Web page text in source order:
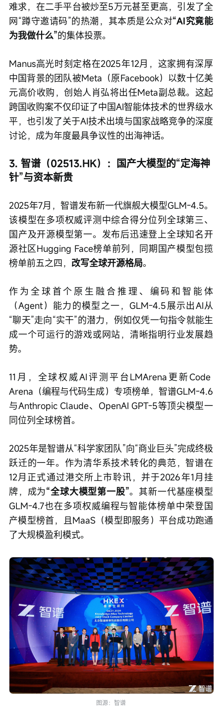
难求，在二手平台被炒至5万元甚至更高，引发了全
网“蹲守邀请码”的热潮，其本质是公众对“AI究竟能
为我做什么”的集体投票。
Manus高光时刻定格在2025年12月，这家拥有深厚
中国背景的团队被Meta（原Facebook）以数十亿美
元高价收购，创始人肖弘将出任Meta副总裁。这起
跨国收购案不仅印证了中国AI智能体技术的世界级水
平，也引发了关于AI技术出境与国家战略竞争的深度
讨论，成为年度最具争议性的出海神话。
3. 智谱（02513.HK）：国产大模型的“定海神
针”与资本新贵
2025年7月，智谱发布新一代旗舰大模型GLM-4.5。
该模型在多项权威评测中综合得分位列全球第三、
国产及开源模型第一。发布后迅速登上全球知名开
源社区Hugging Face榜单前列，同期国产模型包揽
榜单前五之四， 改写全球开源格局。
作为全球首个原生融合推理、编码和智能体
（Agent）能力的模型之一，GLM-4.5展示出AI从
“聊天”走向“实干”的潜力，例如仅凭一句指令就能生
成一个可运行的游戏或网站，清晰指明行业发展趋
势。
11月，全球权威AI评测平台LMArena更新Code
Arena（编程与代码生成）专项榜单，智谱GLM-4.6
与Anthropic Claude、OpenAI GPT-5等顶尖模型一
同位列全球榜首。
2025年是智谱从“科学家团队”向“商业巨头”完成终极
跃迁的一年。作为清华系技术转化的典范，智谱在
12月正式通过港交所上市聆讯，并于2026年1月挂
牌，成为“全球大模型第一股”。其新一代基座模型
GLM-4.7也在多项权威编程与智能体榜单中荣登国
产模型榜首，且MaaS（模型即服务）平台成功跑通
了大规模盈利模式。
图源：智谱